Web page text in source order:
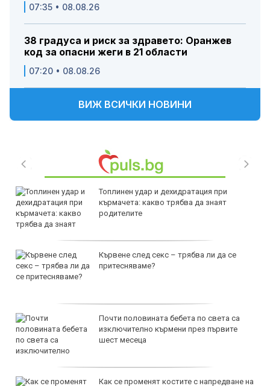
07:35 • 08.08.26
38 градуса и риск за здравето: Оранжев
код за опасни жеги в 21 области
07:20 • 08.08.26
ВИЖ ВСИЧКИ НОВИНИ
Топлинен удар и дехидратация при
кърмачета: какво трябва да знаят
родителите
Кървене след секс – трябва ли да се
притесняваме?
Почти половината бебета по света са
изключително кърмени през първите
шест месеца
Как се променят костите с напредване на